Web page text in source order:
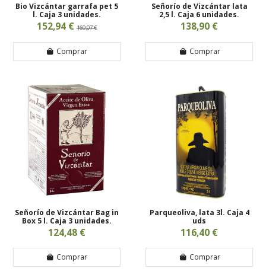
Bio Vizcántar garrafa pet 5
l. Caja 3 unidades.
152,94 €169,07 €
Comprar
Señorío de Vizcántar lata
2,5 l. Caja 6 unidades.
138,90 €
Comprar
Señorío de Vizcántar Bag in
Box 5 l. Caja 3 unidades.
124,48 €
Comprar
Parqueoliva, lata 3l. Caja 4
uds
116,40 €
Comprar